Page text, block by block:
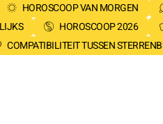
HOROSCOOP VAN MORGEN
HOROSCOOP 2026
COMPATIBILITEIT TUSSEN